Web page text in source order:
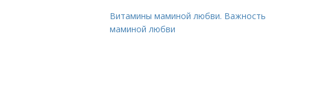
Витамины маминой любви. Важность
маминой любви